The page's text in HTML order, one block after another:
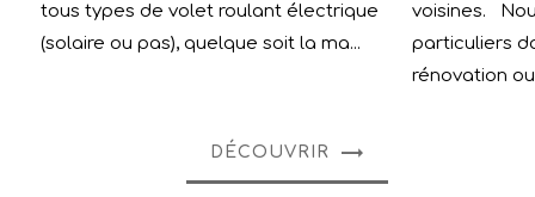
tous types de volet roulant électrique
(solaire ou pas), quelque soit la ma...
DÉCOUVRIR
voisines.
particuliers
rénovation